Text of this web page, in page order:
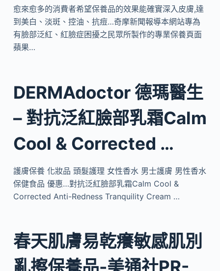
愈來愈多的消費者希望保養品的效果能確實深入皮膚,達
到美白、淡斑、控油、抗痘…奇摩新聞報導本網站專為
有臉部泛紅、紅臉症困擾之民眾所製作的專業保養頁面
蘋果…
DERMAdoctor 德瑪醫生
– 對抗泛紅臉部乳霜Calm
Cool & Corrected …
護膚保養 化妝品 頭髮護理 女性香水 男士護膚 男性香水
保健食品 優惠…對抗泛紅臉部乳霜Calm Cool &
Corrected Anti-Redness Tranquility Cream …
春天肌膚易乾癢敏感肌別
亂擦保養品-美通社PR-